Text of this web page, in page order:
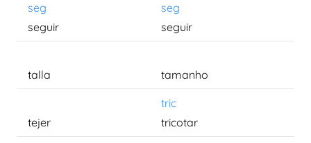
seg
seg
seguir
seguir
talla tamanho
tric
tejer
tricotar